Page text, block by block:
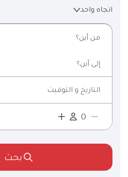
اتجاه واحد
من أين؟
إلى أين؟
التاريخ و التوقيت
بحث